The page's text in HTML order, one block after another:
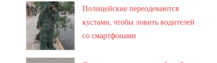
Полицейские переодеваются
кустами, чтобы ловить водителей
со смартфонами